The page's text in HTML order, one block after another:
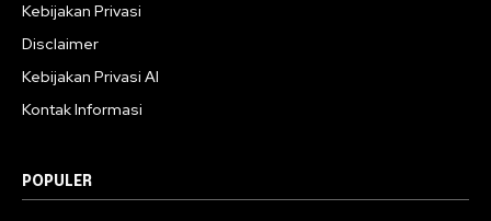
Kebijakan Privasi
Disclaimer
Kebijakan Privasi AI
Kontak Informasi
POPULER